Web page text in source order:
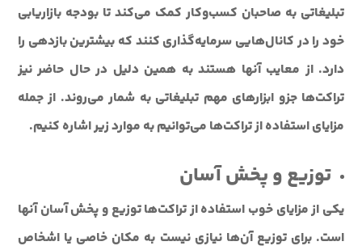
تبلیغاتی به صاحبان کسب‌وکار کمک می‌کند تا بودجه بازاریابی
خود را در کانال‌هایی سرمایه‌گذاری کنند که بیشترین بازدهی را
دارد. از معایب آنها هستند به همین دلیل در حال حاضر نیز
تراکت‌ها جزو ابزارهای مهم تبلیغاتی به شمار می‌روند. از جمله
مزایای استفاده از تراکت‌ها می‌توانیم به موارد زیر اشاره کنیم.
توزیع و پخش آسان
یکی از مزایای خوب استفاده از تراکت‌ها توزیع و پخش آسان آنها
است. برای توزیع آن‌ها نیازی نیست به مکان خاصی یا اشخاص